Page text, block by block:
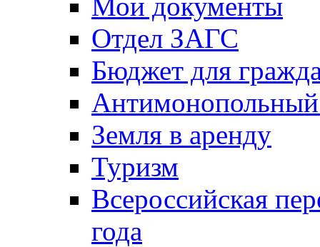
Отдел ЗАГС
Бюджет для
Антимонопольный
Земля в аренду
Туризм
Всероссийская
года